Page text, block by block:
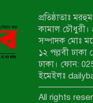
প্রতিষ্ঠাতাঃ
কামাল চৌধুরী।
সম্পাদক মোঃ
১২ পল্লবী ঢাকা
ঢাকা। ফোন:
ইমেইলঃ
All rights